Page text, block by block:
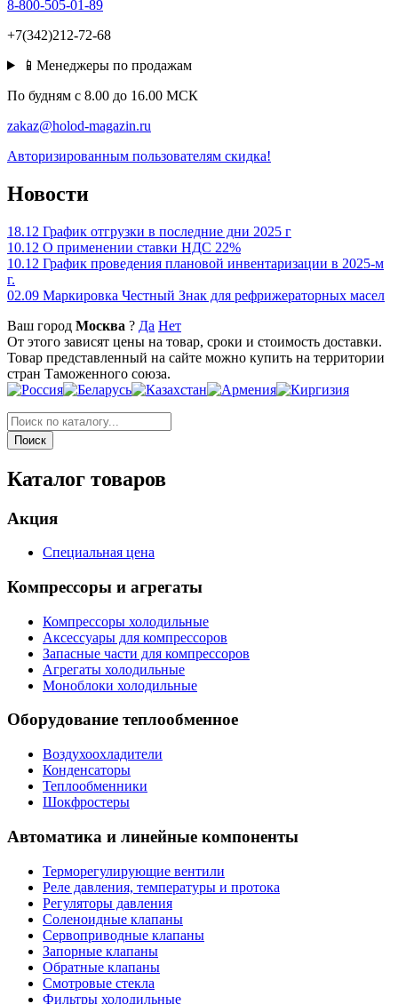
8-800-505-01-89
+7(342)212-72-68
📱Менеджеры по продажам
По будням c 8.00 до 16.00 МСК
zakaz@holod-magazin.ru
Авторизированным пользователям скидка!
Новости
18.12 График отгрузки в последние дни 2025 г
10.12 О применении ставки НДС 22%
10.12 График проведения плановой инвентаризации в 2025-м
г.
02.09 Маркировка Честный Знак для рефрижераторных масел
Ваш город Москва ? Да Нет
От этого зависят цены на товар, сроки и стоимость доставки.
Товар представленный на сайте можно купить на территории
стран Таможенного союза.
Каталог товаров
Акция
Специальная цена
Компрессоры и агрегаты
Компрессоры холодильные
Аксессуары для компрессоров
Запасные части для компрессоров
Агрегаты холодильные
Моноблоки холодильные
Оборудование теплообменное
Воздухоохладители
Конденсаторы
Теплообменники
Шокфростеры
Автоматика и линейные компоненты
Терморегулирующие вентили
Реле давления, температуры и протока
Регуляторы давления
Соленоидные клапаны
Сервоприводные клапаны
Запорные клапаны
Обратные клапаны
Смотровые стекла
Фильтры холодильные